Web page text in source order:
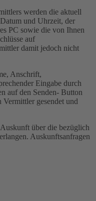
werden die aktuell
und Uhrzeit, der
PC sowie die von Ihnen
auf
damit jedoch nicht
Anschrift,
Eingabe durch
auf den Senden- Button
Vermittler gesendet und
über die bezüglich
Auskunftsanfragen